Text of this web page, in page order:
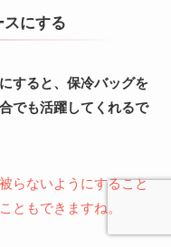
にする
すると、保冷バッグを
でも活躍してくれるで
らないようにすること
ともできますね。